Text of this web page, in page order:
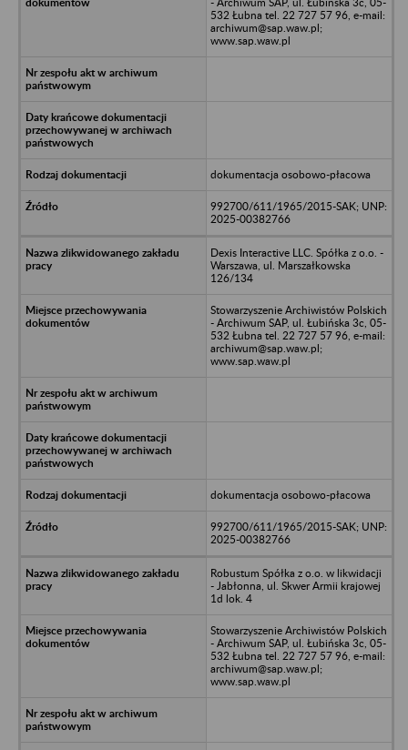
532 Łubna tel. 22 727 57 96, e-mail:
archiwum@sap.waw.pl;
www.sap.waw.pl
dokumentacja osobowo-płacowa
992700/611/1965/2015-SAK; UNP:
2025-00382766
Dexis Interactive LLC. Spółka z o.o. -
Warszawa, ul. Marszałkowska
126/134
Stowarzyszenie Archiwistów Polskich
- Archiwum SAP, ul. Łubińska 3c, 05-
532 Łubna tel. 22 727 57 96, e-mail:
archiwum@sap.waw.pl;
www.sap.waw.pl
dokumentacja osobowo-płacowa
992700/611/1965/2015-SAK; UNP:
2025-00382766
Robustum Spółka z o.o. w likwidacji
- Jabłonna, ul. Skwer Armii krajowej
1d lok. 4
Stowarzyszenie Archiwistów Polskich
- Archiwum SAP, ul. Łubińska 3c, 05-
532 Łubna tel. 22 727 57 96, e-mail:
archiwum@sap.waw.pl;
www.sap.waw.pl